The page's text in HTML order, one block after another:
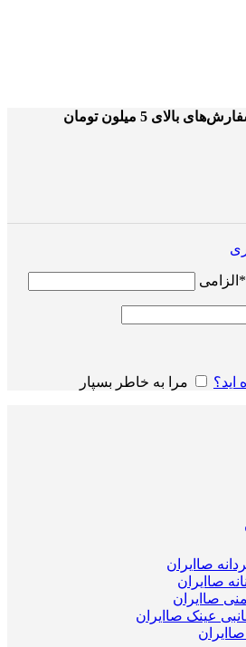
5 میلون تومان
* الزامی
اید؟ مرا به خاطر بسپار
صاایران
صاایران
صاایران
عینک صاایران